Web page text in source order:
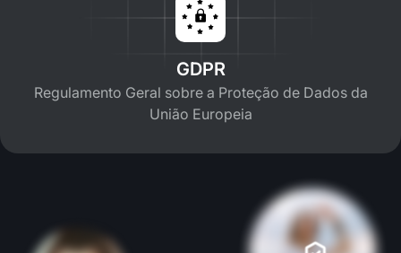
GDPR
Regulamento Geral sobre a Proteção de Dados da
União Europeia